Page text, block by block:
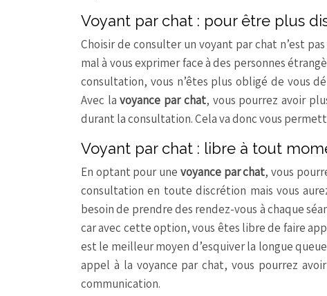
Voyant par chat : pour être plus
Choisir de consulter un voyant par chat n’est
mal à vous exprimer face à des personnes
consultation, vous n’êtes plus obligé de vous
Avec lavoyance par chat, vous pourrez avoir
durant la consultation. Cela va donc vous
Voyant par chat : libre à tout
En optant pour une voyance par chat, vous
consultation en toute discrétion mais vous
besoin de prendre des rendez-vous à chaque
car avec cette option, vous êtes libre de faire
est le meilleur moyen d’esquiver la longue
appel à la voyance par chat, vous pourrez
communication.